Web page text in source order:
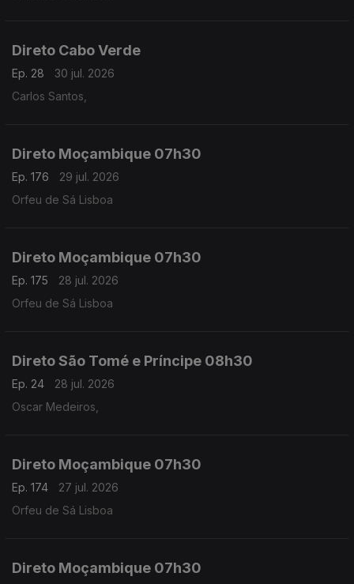
Direto Cabo Verde
Ep. 28
30 jul. 2026
Carlos Santos,
Direto Moçambique 07h30
Ep. 176
29 jul. 2026
Orfeu de Sá Lisboa
Direto Moçambique 07h30
Ep. 175
28 jul. 2026
Orfeu de Sá Lisboa
Direto São Tomé e Príncipe 08h30
Ep. 24
28 jul. 2026
Oscar Medeiros,
Direto Moçambique 07h30
Ep. 174
27 jul. 2026
Orfeu de Sá Lisboa
Direto Moçambique 07h30